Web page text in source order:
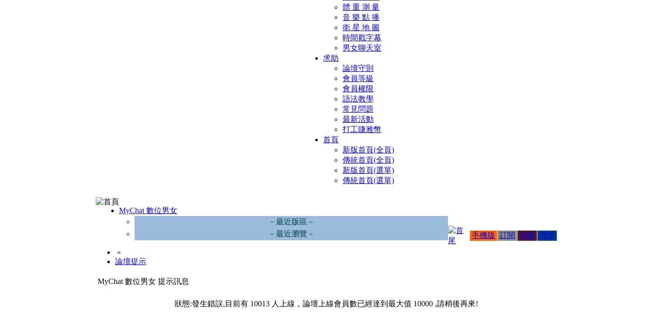
體 重 測 量
音 樂 點 播
衛 星 地 圖
時間戳字幕
男女聊天室
求助
論壇守則
會員等級
會員權限
語法教學
常見問題
最新活動
打工賺雅幣
首頁
新版首頁(全頁)
傳統首頁(全頁)
新版首頁(選單)
傳統首頁(選單)
MyChat 數位男女
－最近版區－
－最近瀏覽－
»
論壇提示
手機版 訂閱 地圖 簡體
MyChat 數位男女 提示訊息
狀態:發生錯誤,目前有 10013 人上線，論壇上線會員數已經達到最大值 10000 ,請稍後再來!